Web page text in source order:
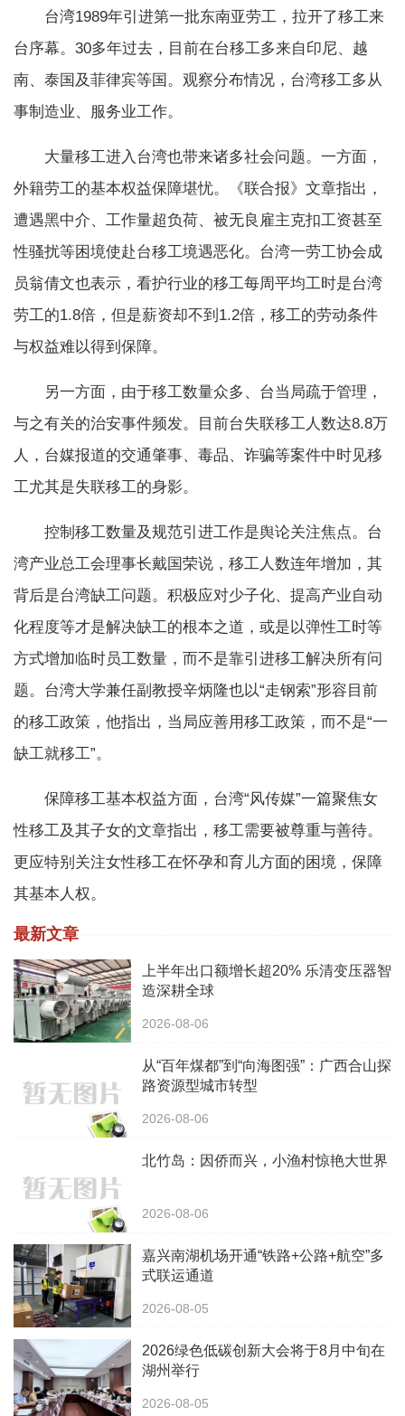
台湾1989年引进第一批东南亚劳工，拉开了移工来
台序幕。30多年过去，目前在台移工多来自印尼、越
南、泰国及菲律宾等国。观察分布情况，台湾移工多从
事制造业、服务业工作。
大量移工进入台湾也带来诸多社会问题。一方面，
外籍劳工的基本权益保障堪忧。《联合报》文章指出，
遭遇黑中介、工作量超负荷、被无良雇主克扣工资甚至
性骚扰等困境使赴台移工境遇恶化。台湾一劳工协会成
员翁倩文也表示，看护行业的移工每周平均工时是台湾
劳工的1.8倍，但是薪资却不到1.2倍，移工的劳动条件
与权益难以得到保障。
另一方面，由于移工数量众多、台当局疏于管理，
与之有关的治安事件频发。目前台失联移工人数达8.8万
人，台媒报道的交通肇事、毒品、诈骗等案件中时见移
工尤其是失联移工的身影。
控制移工数量及规范引进工作是舆论关注焦点。台
湾产业总工会理事长戴国荣说，移工人数连年增加，其
背后是台湾缺工问题。积极应对少子化、提高产业自动
化程度等才是解决缺工的根本之道，或是以弹性工时等
方式增加临时员工数量，而不是靠引进移工解决所有问
题。台湾大学兼任副教授辛炳隆也以“走钢索”形容目前
的移工政策，他指出，当局应善用移工政策，而不是“一
缺工就移工”。
保障移工基本权益方面，台湾“风传媒”一篇聚焦女
性移工及其子女的文章指出，移工需要被尊重与善待。
更应特别关注女性移工在怀孕和育儿方面的困境，保障
其基本人权。
最新文章
上半年出口额增长超20% 乐清变压器智
造深耕全球
2026-08-06
从“百年煤都”到“向海图强”：广西合山探
路资源型城市转型
2026-08-06
北竹岛：因侨而兴，小渔村惊艳大世界
2026-08-06
嘉兴南湖机场开通“铁路+公路+航空”多
式联运通道
2026-08-05
2026绿色低碳创新大会将于8月中旬在
湖州举行
2026-08-05